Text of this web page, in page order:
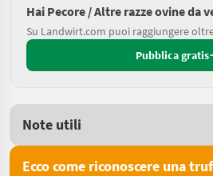
Hai Pecore / Altre razze ovine da
Su Landwirt.com puoi raggiungere
Pubblica gratis
Note utili
Ecco come riconoscere una